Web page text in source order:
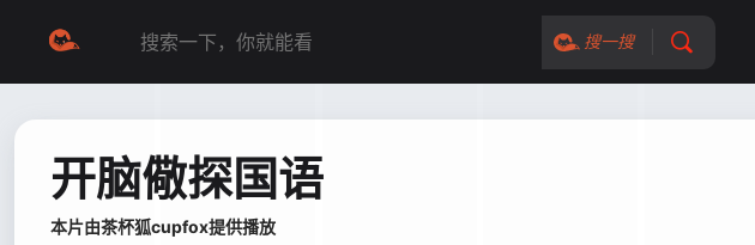
搜一搜
开脑儆探国语
本片由茶杯狐cupfox提供播放